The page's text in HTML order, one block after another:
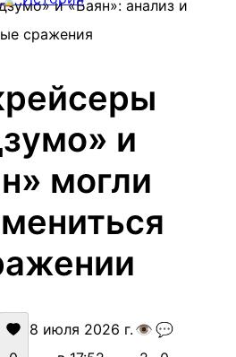
и «Баян»: анализ и
сражения
и
могли
8 июля 2026 г. 👁️ 💬